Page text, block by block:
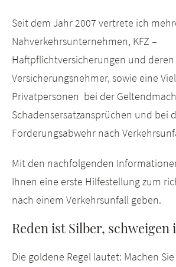
Seit dem Jahr 2007 vertrete ich
Nahverkehrsunternehmen, KFZ –
Haftpflichtversicherungen und deren
Versicherungsnehmer, sowie eine
Privatpersonen bei der
Schadensersatzansprüchen und bei
Forderungsabwehr nach
Mit den nachfolgenden
Ihnen eine erste Hilfestellung zum
nach einem Verkehrsunfall geben.
Reden ist Silber, schweigen
Die goldene Regel lautet: Machen